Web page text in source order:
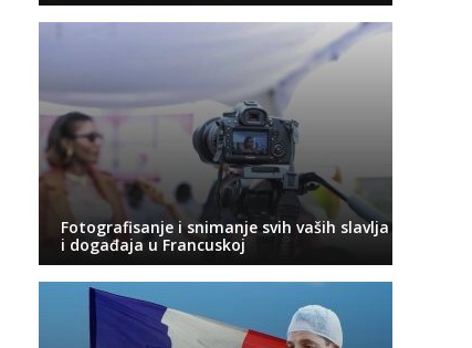
Fotografisanje i snimanje svih vaših slavlja
i događaja u Francuskoj